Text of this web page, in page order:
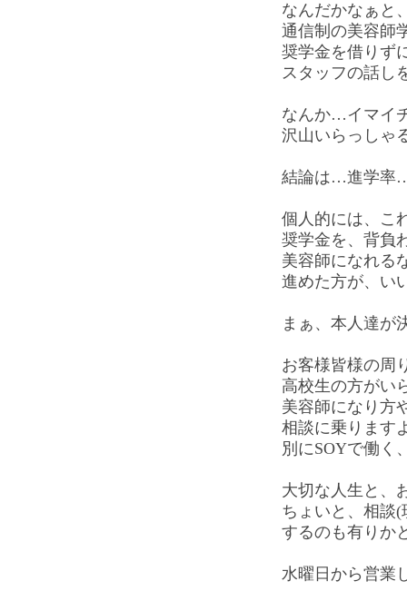
なんだかなぁと
通信制の美容師
奨学金を借りず
スタッフの話し
なんか…イマイ
沢山いらっしゃ
結論は…進学率
個人的には、こ
奨学金を、背負
美容師になれる
進めた方が、い
まぁ、本人達が
お客様皆様の周
高校生の方がい
美容師になり方
相談に乗ります
別にSOYで働く
大切な人生と、
ちょいと、相談(
するのも有りか
水曜日から営業